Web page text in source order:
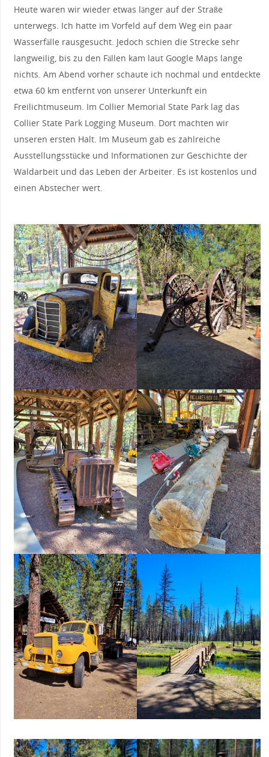
Heute waren wir wieder etwas länger auf der Straße
unterwegs. Ich hatte im Vorfeld auf dem Weg ein paar
Wasserfälle rausgesucht. Jedoch schien die Strecke sehr
langweilig, bis zu den Fällen kam laut Google Maps lange
nichts. Am Abend vorher schaute ich nochmal und entdeckte
etwa 60 km entfernt von unserer Unterkunft ein
Freilichtmuseum. Im Collier Memorial State Park lag das
Collier State Park Logging Museum. Dort machten wir
unseren ersten Halt. Im Museum gab es zahlreiche
Ausstellungsstücke und Informationen zur Geschichte der
Waldarbeit und das Leben der Arbeiter. Es ist kostenlos und
einen Abstecher wert.